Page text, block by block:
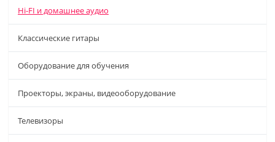
Hi-FI и домашнее аудио
Классические гитары
Оборудование для обучения
Проекторы, экраны, видеооборудование
Телевизоры